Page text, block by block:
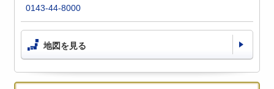
0143-44-8000
地図を見る